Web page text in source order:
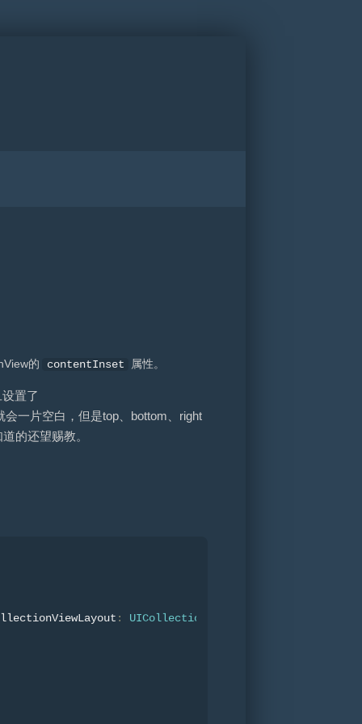
的 contentInset 属性。
置了
一片空白，但是top、bottom、right
的还望赐教。
: UICollectionViewLayout